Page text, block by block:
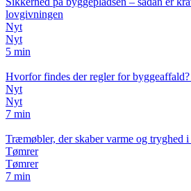
lovgivningen
Nyt
Nyt
5 min
Hvorfor findes der regler for
Nyt
Nyt
7 min
Træmøbler, der skaber varme og tryghed
Tømrer
Tømrer
7 min